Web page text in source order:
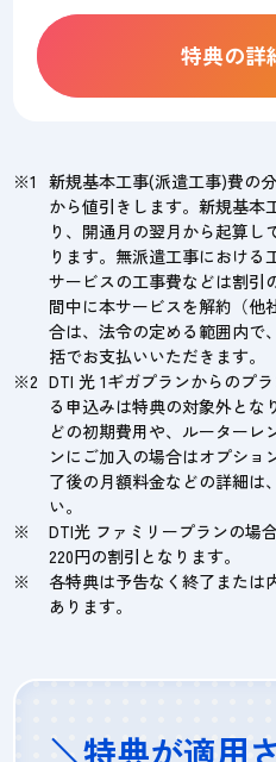
特典の詳
新規基本工事(派遣工事)費の
から値引きします。新規基本
り、開通月の翌月から起算し
ります。無派遣工事におけ
サービスの工事費などは割引
間中に本サービスを解約（他
合は、法令の定める範囲内で
括でお支払いいただきます。
DTI 光 1ギガプランからのプ
る申込みは特典の対象外とな
どの初期費用や、ルーターレ
ンにご加入の場合はオプショ
了後の月額料金などの詳細は、
い。
DTI光 ファミリープランの場
220円の割引となります。
各特典は予告なく終了または
あります。
＼特典が適用